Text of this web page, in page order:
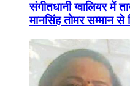
संगीतधानी ग्वालियर में
मानसिंह तोमर सम्मान से